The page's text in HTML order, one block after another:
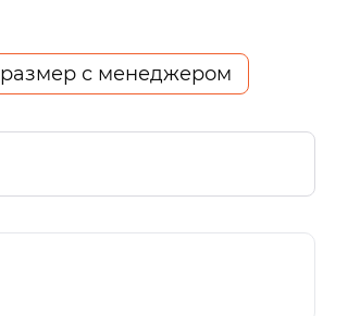
с менеджером